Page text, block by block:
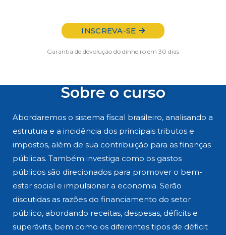
INSCREVA-SE
Garantia de devolução do dinheiro em 30 dias
Sobre o curso
Abordaremos o sistema fiscal brasileiro, analisando a
estrutura e a incidência dos principais tributos e
impostos, além de sua contribuição para as finanças
públicas. Também investiga como os gastos
públicos são direcionados para promover o bem-
estar social e impulsionar a economia. Serão
discutidas as razões do financiamento do setor
público, abordando receitas, despesas, déficits e
superávits, bem como os diferentes tipos de déficit